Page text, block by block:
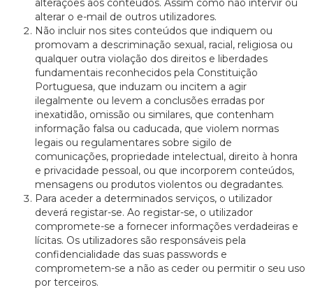
alterações aos conteúdos. Assim como não intervir ou
alterar o e-mail de outros utilizadores.
Não incluir nos sites conteúdos que indiquem ou
promovam a descriminação sexual, racial, religiosa ou
qualquer outra violação dos direitos e liberdades
fundamentais reconhecidos pela Constituição
Portuguesa, que induzam ou incitem a agir
ilegalmente ou levem a conclusões erradas por
inexatidão, omissão ou similares, que contenham
informação falsa ou caducada, que violem normas
legais ou regulamentares sobre sigilo de
comunicações, propriedade intelectual, direito à honra
e privacidade pessoal, ou que incorporem conteúdos,
mensagens ou produtos violentos ou degradantes.
Para aceder a determinados serviços, o utilizador
deverá registar-se. Ao registar-se, o utilizador
compromete-se a fornecer informações verdadeiras e
lícitas. Os utilizadores são responsáveis pela
confidencialidade das suas passwords e
comprometem-se a não as ceder ou permitir o seu uso
por terceiros.